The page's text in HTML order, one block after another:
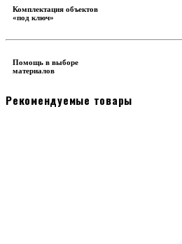
Комплектация объектов
«под ключ»
Помощь в выборе
материалов
Рекомендуемые товары